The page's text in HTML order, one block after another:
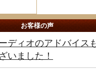
お客様の声
ディオのアドバイス
いました！